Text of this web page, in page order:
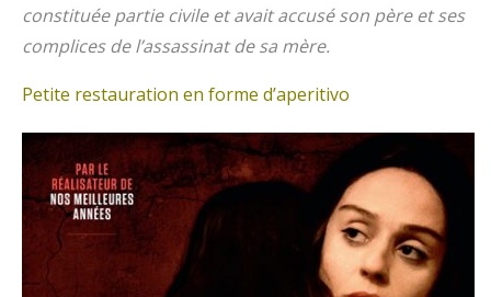
constituée partie civile et avait accusé son père et ses
complices de l’assassinat de sa mère.
Petite restauration en forme d’aperitivo